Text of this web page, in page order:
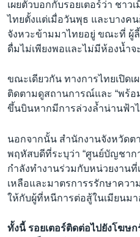
เผยตัวบอกกับรอยเตอร์ว่า ชา
ไทยตั้งแต่เมื่อวันพุธ และบางค
จังหวะข้ามมาไทยอยู่ ขณะที่ ผู้
ดื่มไม่เพียงพอและไม่มีห้องน้ำจ
ขณะเดียวกัน ทางการไทยเปิดเ
ติดตามดูสถานการณ์และ “พร้อ
ขึ้นบินหากมีการล่วงล้ำน่านฟ้าไ
นอกจากนั้น สำนักงานจังหวัด
พฤหัสบดีที่ระบุว่า “ศูนย์บัญชาก
กำลังทำงานร่วมกับหน่วยงานที่
เหลือและมาตรการรรักษาคว
ให้กับผู้ที่หนีการต่อสู้ในเมียนมา
ทั้งนี้ รอยเตอร์ติดต่อไปยังโฆษ